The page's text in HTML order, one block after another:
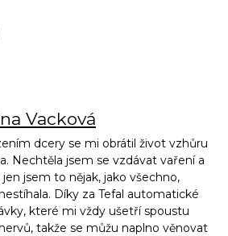
Vacková
dcery se mi obrátil život vzhůru
Nechtěla jsem se vzdávat vaření a
jen jsem to nějak, jako všechno,
Díky za Tefal automatické
které mi vždy ušetří spoustu
takže se můžu naplno věnovat